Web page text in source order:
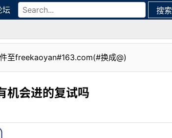
坛 搜索
至freekaoyan#163.com(#换成@)
机会进的复试吗